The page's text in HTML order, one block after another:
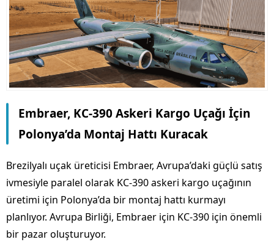
Embraer, KC-390 Askeri Kargo Uçağı İçin
Polonya’da Montaj Hattı Kuracak
Brezilyalı uçak üreticisi Embraer, Avrupa’daki güçlü satış
ivmesiyle paralel olarak KC-390 askeri kargo uçağının
üretimi için Polonya’da bir montaj hattı kurmayı
planlıyor. Avrupa Birliği, Embraer için KC-390 için önemli
bir pazar oluşturuyor.